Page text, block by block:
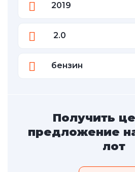
2019
2.0
бензин
Получить
предложение
лот